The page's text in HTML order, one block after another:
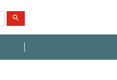
search